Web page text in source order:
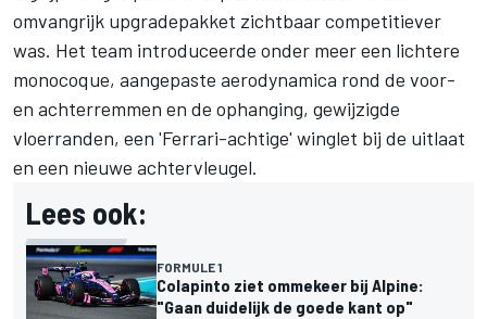
omvangrijk upgradepakket zichtbaar competitiever
was. Het team introduceerde onder meer een lichtere
monocoque, aangepaste aerodynamica rond de voor-
en achterremmen en de ophanging, gewijzigde
vloerranden, een 'Ferrari-achtige' winglet bij de uitlaat
en een nieuwe achtervleugel.
Lees ook:
FORMULE 1
Colapinto ziet ommekeer bij Alpine:
"Gaan duidelijk de goede kant op"